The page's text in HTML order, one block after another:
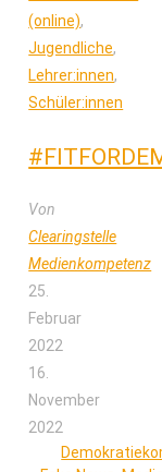
(online),
Jugendliche,
Lehrer:innen,
Schüler:innen
Von
Clearingstelle
Medienkompetenz
25.
Februar
2022
16.
November
2022